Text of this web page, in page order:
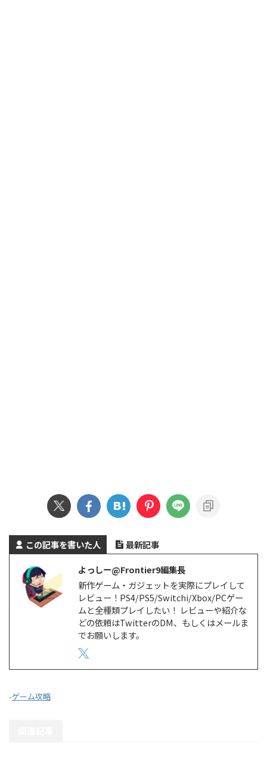
この記事を書いた人
最新記事
よっしー@Frontier9編集長
新作ゲーム・ガジェットを実際にプレイして
レビュー！PS4/PS5/Switchi/Xbox/PCゲー
ムと全種類プレイしたい！ レビューや紹介な
どの依頼はTwitterのDM、もしくはメールま
でお願いします。
-ゲーム攻略